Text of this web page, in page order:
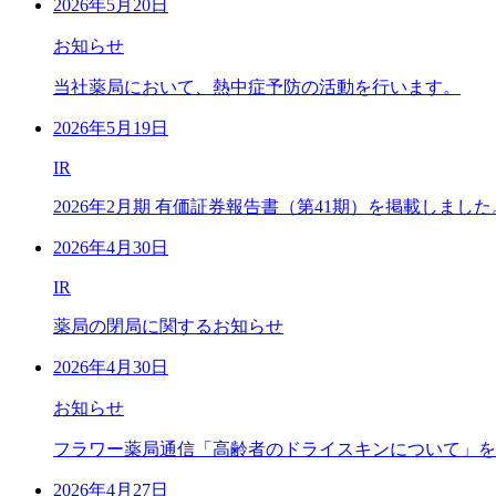
2026年5月20日
お知らせ
当社薬局において、熱中症予防の活動を行います。
2026年5月19日
IR
2026年2月期 有価証券報告書（第41期）を掲載しました
2026年4月30日
IR
薬局の閉局に関するお知らせ
2026年4月30日
お知らせ
フラワー薬局通信「高齢者のドライスキンについて」を
2026年4月27日